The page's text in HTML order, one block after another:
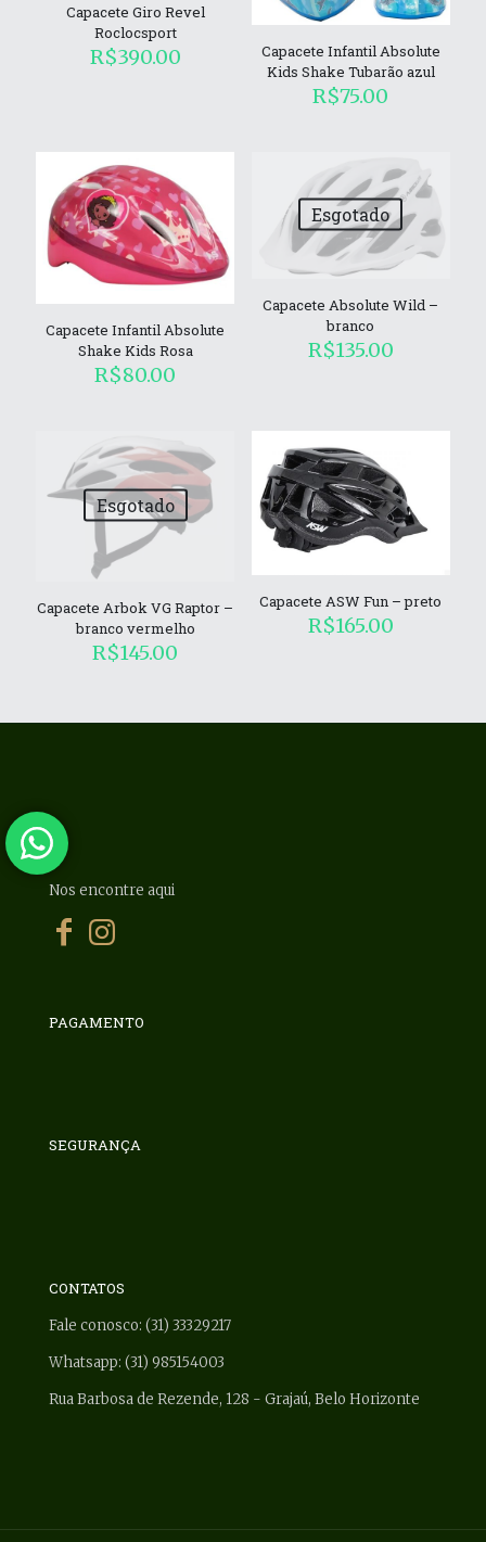
Capacete Giro Revel
Roclocsport
R$390.00
Capacete Infantil Absolute
Kids Shake Tubarão azul
R$75.00
Capacete Infantil Absolute
Shake Kids Rosa
R$80.00
Esgotado
Capacete Absolute Wild –
branco
R$135.00
Esgotado
Capacete Arbok VG Raptor –
branco vermelho
R$145.00
Capacete ASW Fun – preto
R$165.00
Nos encontre aqui
PAGAMENTO
SEGURANÇA
CONTATOS
Fale conosco: (31) 33329217
Whatsapp: (31) 985154003
Rua Barbosa de Rezende, 128 - Grajaú, Belo Horizonte